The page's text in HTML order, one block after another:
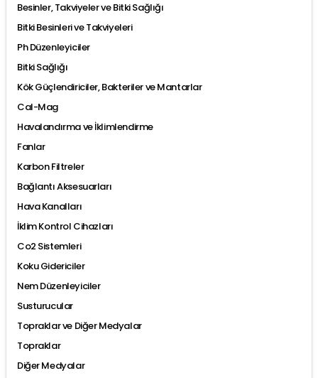
Besinler, Takviyeler ve Bitki Sağlığı
Bitki Besinleri ve Takviyeleri
Ph Düzenleyiciler
Bitki Sağlığı
Kök Güçlendiriciler, Bakteriler ve Mantarlar
Cal-Mag
Havalandırma ve İklimlendirme
Fanlar
Karbon Filtreler
Bağlantı Aksesuarları
Hava Kanalları
İklim Kontrol Cihazları
Co2 Sistemleri
Koku Gidericiler
Nem Düzenleyiciler
Susturucular
Topraklar ve Diğer Medyalar
Topraklar
Diğer Medyalar